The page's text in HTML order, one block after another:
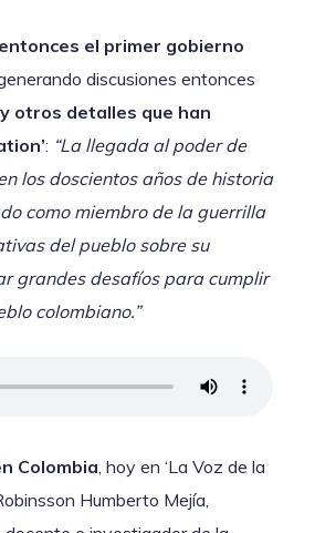
el primer gobierno
discusiones entonces
otros detalles que han
: “La llegada al poder de
los doscientos años de historia
como miembro de la guerrilla
del pueblo sobre su
grandes desafíos para cumplir
colombiano.”
Colombia , hoy en ‘La Voz de la
Humberto Mejía,